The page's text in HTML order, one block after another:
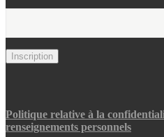
Politique relative à la
renseignements personnels